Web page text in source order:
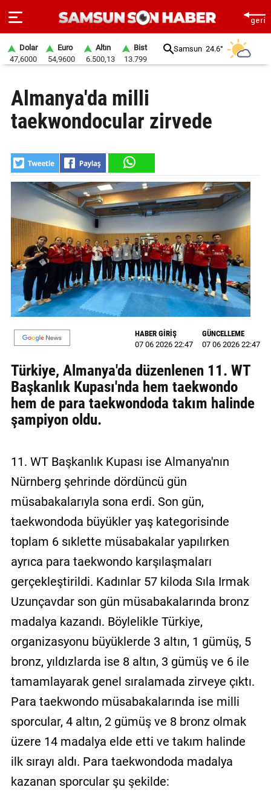
SAYFA
SAMSUN
SAMSUNSPOR
GÜNDEM
SİYASET
EKONOMİ
DÜNYA
MAGAZİN
GALERİ
VİDEO
YAZARLAR
BİZE
ULAŞIN
İletişim
Gizlilik
Politikası
Dolar
47,6000
Euro
54,9600
Altın
6.500,13
Bist
13.799
Samsun 24.6°
Almanya'da milli
taekwondocular zirvede
HABER GİRİŞ
07 06 2026 22:47
GÜNCELLEME
07 06 2026 22:47
Türkiye, Almanya'da düzenlenen 11. WT
Başkanlık Kupası'nda hem taekwondo
hem de para taekwondoda takım halinde
şampiyon oldu.
11. WT Başkanlık Kupası ise Almanya'nın
Nürnberg şehrinde dördüncü gün
müsabakalarıyla sona erdi. Son gün,
taekwondoda büyükler yaş kategorisinde
toplam 6 sıklette müsabakalar yapılırken
ayrıca para taekwondo karşılaşmaları
gerçekleştirildi. Kadınlar 57 kiloda Sıla Irmak
Uzunçavdar son gün müsabakalarında bronz
madalya kazandı. Böylelikle Türkiye,
organizasyonu büyüklerde 3 altın, 1 gümüş, 5
bronz, yıldızlarda ise 8 altın, 3 gümüş ve 6 ile
tamamlayarak genel sıralamada zirveye çıktı.
Para taekwondo müsabakalarında ise milli
sporcular, 4 altın, 2 gümüş ve 8 bronz olmak
üzere 14 madalya elde etti ve takım halinde
ilk sırayı aldı. Para taekwondoda madalya
kazanan sporcular şu şekilde: